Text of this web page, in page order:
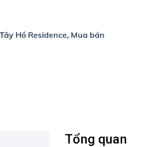
Hồ Residence, Mua bán
Tổng quan